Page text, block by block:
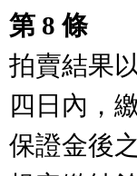
第 8 條
拍賣結果
四日內，
保證金後